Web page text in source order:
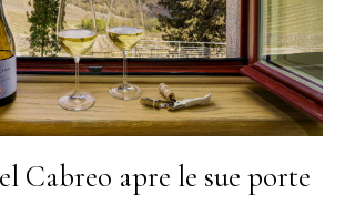
Cabreo apre le sue porte